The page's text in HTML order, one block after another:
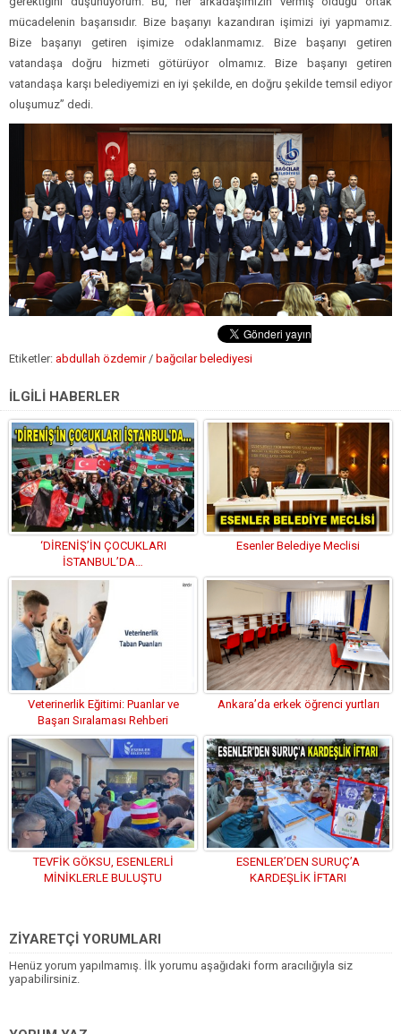
mücadelenin başarısıdır. Bize başarıyı kazandıran işimizi iyi yapmamız.
Bize başarıyı getiren işimize odaklanmamız. Bize başarıyı getiren
vatandaşa doğru hizmeti götürüyor olmamız. Bize başarıyı getiren
vatandaşa karşı belediyemizi en iyi şekilde, en doğru şekilde temsil ediyor
oluşumuz” dedi.
Etiketler: abdullah özdemir/ bağcılar belediyesi
İLGİLİ HABERLER
‘DİRENİŞ’İN ÇOCUKLARI
İSTANBUL’DA…
Esenler Belediye Meclisi
Veterinerlik Eğitimi: Puanlar ve
Başarı Sıralaması Rehberi
Ankara’da erkek öğrenci yurtları
TEVFİK GÖKSU, ESENLERLİ
MİNİKLERLE BULUŞTU
ESENLER’DEN SURUÇ’A
KARDEŞLİK İFTARI
ZİYARETÇİ YORUMLARI
Henüz yorum yapılmamış. İlk yorumu aşağıdaki form aracılığıyla siz
yapabilirsiniz.